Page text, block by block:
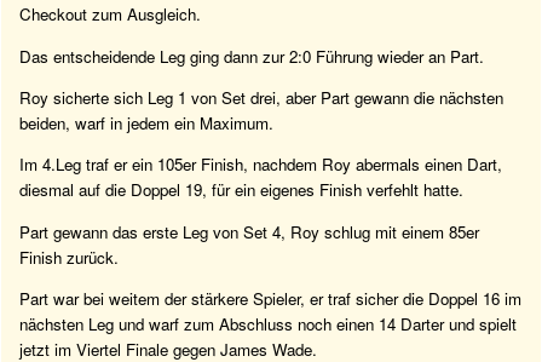
Checkout zum Ausgleich.
Das entscheidende Leg ging dann zur 2:0 Führung wieder an Part.
Roy sicherte sich Leg 1 von Set drei, aber Part gewann die nächsten
beiden, warf in jedem ein Maximum.
Im 4.Leg traf er ein 105er Finish, nachdem Roy abermals einen Dart,
diesmal auf die Doppel 19, für ein eigenes Finish verfehlt hatte.
Part gewann das erste Leg von Set 4, Roy schlug mit einem 85er
Finish zurück.
Part war bei weitem der stärkere Spieler, er traf sicher die Doppel 16 im
nächsten Leg und warf zum Abschluss noch einen 14 Darter und spielt
jetzt im Viertel Finale gegen James Wade.